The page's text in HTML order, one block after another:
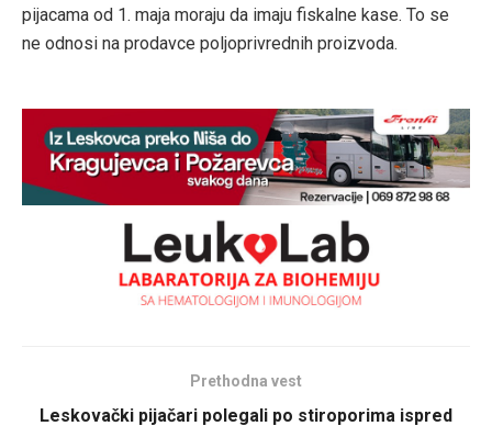
pijacama od 1. maja moraju da imaju fiskalne kase. To se
ne odnosi na prodavce poljoprivrednih proizvoda.
Prethodna vest
Leskovački pijačari polegali po stiroporima ispred